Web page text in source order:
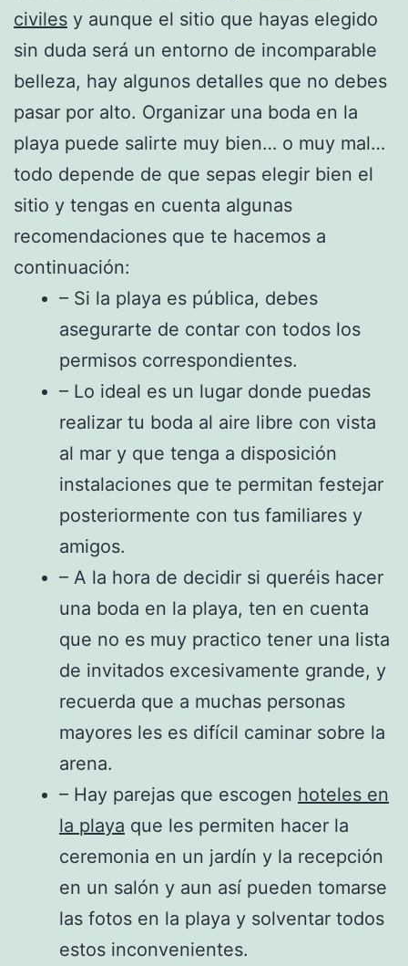
civiles y aunque el sitio que hayas elegido
sin duda será un entorno de incomparable
belleza, hay algunos detalles que no debes
pasar por alto. Organizar una boda en la
playa puede salirte muy bien… o muy mal…
todo depende de que sepas elegir bien el
sitio y tengas en cuenta algunas
recomendaciones que te hacemos a
continuación:
– Si la playa es pública, debes
asegurarte de contar con todos los
permisos correspondientes.
– Lo ideal es un lugar donde puedas
realizar tu boda al aire libre con vista
al mar y que tenga a disposición
instalaciones que te permitan festejar
posteriormente con tus familiares y
amigos.
– A la hora de decidir si queréis hacer
una boda en la playa, ten en cuenta
que no es muy practico tener una lista
de invitados excesivamente grande, y
recuerda que a muchas personas
mayores les es difícil caminar sobre la
arena.
– Hay parejas que escogen hoteles en
la playa que les permiten hacer la
ceremonia en un jardín y la recepción
en un salón y aun así pueden tomarse
las fotos en la playa y solventar todos
estos inconvenientes.